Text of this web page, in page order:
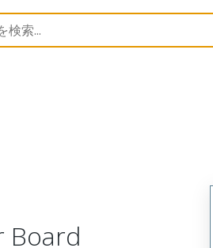
Plastic, 2 Row,
Board